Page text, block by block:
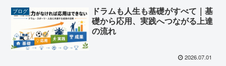
ブログ
ドラムも人生も基礎がすべて｜基
礎から応用、実践へつながる上達
の流れ
2026.07.01